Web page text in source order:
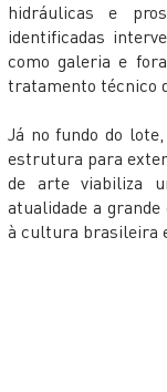
hidráulicas e
identificadas
como galeria e
tratamento técnico
Já no fundo do
estrutura para
de arte viabiliza
atualidade a
à cultura brasileira